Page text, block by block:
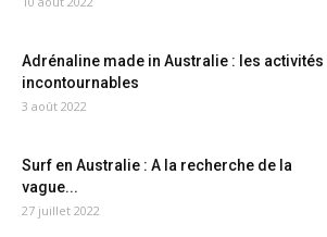
Adrénaline made in Australie : les activités
incontournables
3 août 2022
Surf en Australie : A la recherche de la
vague...
27 juillet 2022